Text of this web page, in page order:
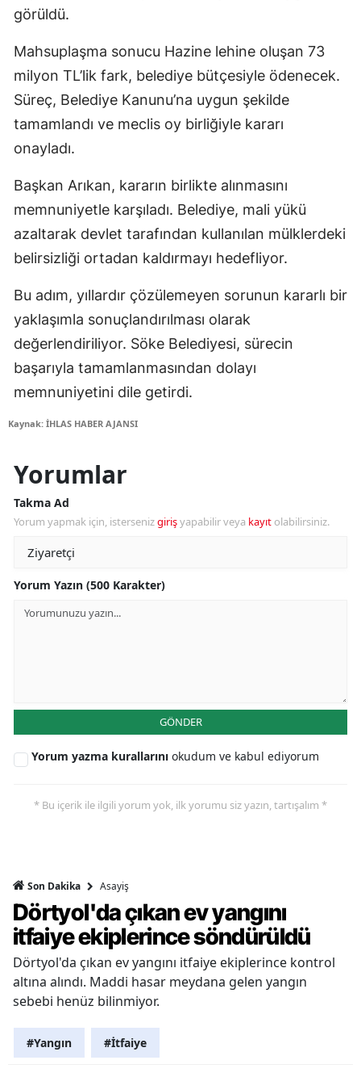
görüldü.
Mahsuplaşma sonucu Hazine lehine oluşan 73
milyon TL’lik fark, belediye bütçesiyle ödenecek.
Süreç, Belediye Kanunu’na uygun şekilde
tamamlandı ve meclis oy birliğiyle kararı
onayladı.
Başkan Arıkan, kararın birlikte alınmasını
memnuniyetle karşıladı. Belediye, mali yükü
azaltarak devlet tarafından kullanılan mülklerdeki
belirsizliği ortadan kaldırmayı hedefliyor.
Bu adım, yıllardır çözülemeyen sorunun kararlı bir
yaklaşımla sonuçlandırılması olarak
değerlendiriliyor. Söke Belediyesi, sürecin
başarıyla tamamlanmasından dolayı
memnuniyetini dile getirdi.
Kaynak: İHLAS HABER AJANSI
Yorumlar
Takma Ad
Yorum yapmak için, istersenizgirişyapabilir veya kayıt olabilirsiniz.
Yorum Yazın (500 Karakter)
GÖNDER
Yorum yazma kurallarını okudum ve kabul ediyorum
* Bu içerik ile ilgili yorum yok, ilk yorumu siz yazın, tartışalım *
Son Dakika Asayiş
Dörtyol'da çıkan ev yangını
itfaiye ekiplerince söndürüldü
Dörtyol'da çıkan ev yangını itfaiye ekiplerince kontrol
altına alındı. Maddi hasar meydana gelen yangın
sebebi henüz bilinmiyor.
#Yangın #İtfaiye